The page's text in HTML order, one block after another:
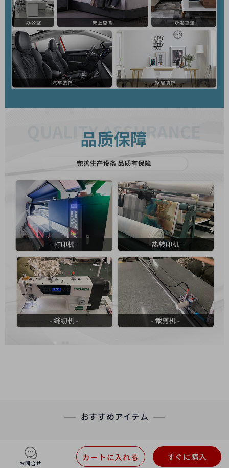
おすすめアイテム
お問合せ
すぐに購入
カートに入れる